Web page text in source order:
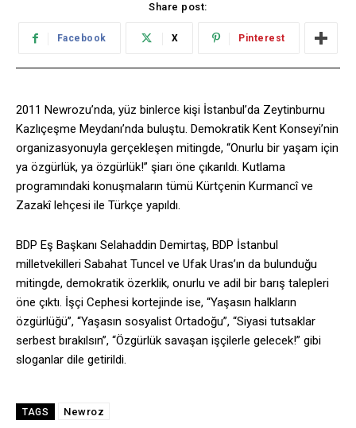
Share post:
Facebook X Pinterest
2011 Newrozu’nda, yüz binlerce kişi İstanbul’da Zeytinburnu
Kazlıçeşme Meydanı’nda buluştu. Demokratik Kent Konseyi’nin
organizasyonuyla gerçekleşen mitingde, “Onurlu bir yaşam için
ya özgürlük, ya özgürlük!” şiarı öne çıkarıldı. Kutlama
programındaki konuşmaların tümü Kürtçenin Kurmancî ve
Zazakî lehçesi ile Türkçe yapıldı.
BDP Eş Başkanı Selahaddin Demirtaş, BDP İstanbul
milletvekilleri Sabahat Tuncel ve Ufak Uras’ın da bulunduğu
mitingde, demokratik özerklik, onurlu ve adil bir barış talepleri
öne çıktı. İşçi Cephesi kortejinde ise, “Yaşasın halkların
özgürlüğü”, “Yaşasın sosyalist Ortadoğu”, “Siyasi tutsaklar
serbest bırakılsın”, “Özgürlük savaşan işçilerle gelecek!” gibi
sloganlar dile getirildi.
TAGS Newroz